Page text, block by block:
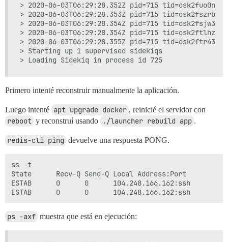
> 2020-06-03T06:29:28.352Z pid=715 tid=osk2fuo0n
> 2020-06-03T06:29:28.353Z pid=715 tid=osk2fszrb
> 2020-06-03T06:29:28.354Z pid=715 tid=osk2fsjw3
> 2020-06-03T06:29:28.354Z pid=715 tid=osk2ftlhz
> 2020-06-03T06:29:28.355Z pid=715 tid=osk2ftr43
> Starting up 1 supervised sidekiqs
Primero intenté reconstruir manualmente la aplicación.
Luego intenté apt upgrade docker , reinicié el servidor con
reboot y reconstruí usando ./launcher rebuild app .
redis-cli ping devuelve una respuesta PONG.
ss -t
State      Recv-Q Send-Q Local Address:Port
ESTAB      0      0      104.248.166.162:ssh
ps -axf muestra que está en ejecución: